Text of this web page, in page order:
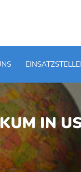
IN